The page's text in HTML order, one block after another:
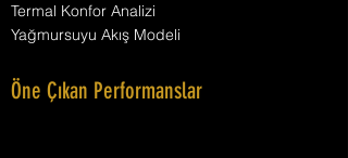
Termal Konfor Analizi
Yağmursuyu Akış Modeli
Öne Çıkan Performanslar